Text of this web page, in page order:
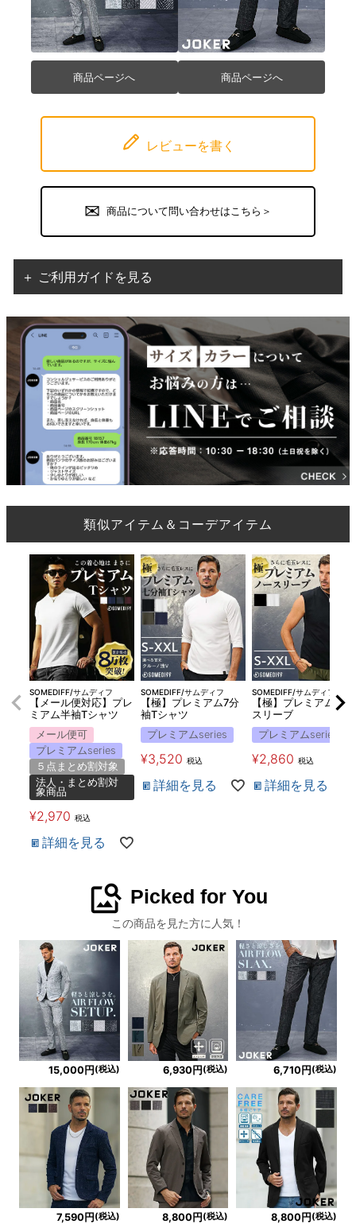
商品ページへ 商品ページへ
レビューを書く
商品について問い合わせはこちら＞
＋ ご利用ガイドを見る
類似アイテム＆コーデアイテム
SOMEDIFF/サムディフ
【メール便対応】プレ
ミアム半袖Tシャツ
メール便可
プレミアムseries
５点まとめ割対象
法人・まとめ割対
象商品
¥2,970 税込
詳細を見る
SOMEDIFF/サムディフ
【極】プレミアム7分
袖Tシャツ
プレミアムseries
¥3,520 税込
詳細を見る
SOMEDIFF/サムディフ
【極】プレミアムノー
スリーブ
プレミアムseries
¥2,860 税込
詳細を見る
image_search Picked for You
この商品を見た方に人気！
15,000円(税込) 6,930円(税込) 6,710円(税込)
7,590円 (税込) 8,800円 (税込) 8,800円 (税込)